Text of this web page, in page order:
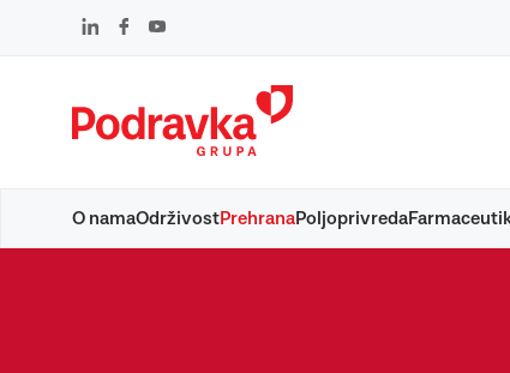
O namaOdrživostPrehranaPoljoprivreda